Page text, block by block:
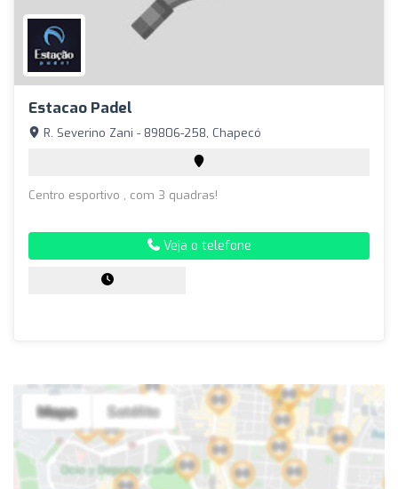
Estacao Padel
R. Severino Zani - 89806-258, Chapecó
Centro esportivo , com 3 quadras!
Veja o telefone